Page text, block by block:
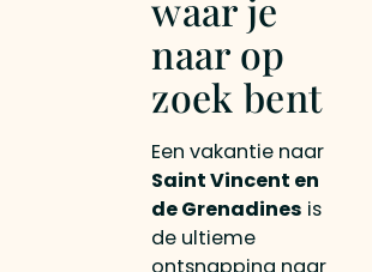
waar je
naar op
zoek bent
Een vakantie naar
Saint Vincent en
de Grenadines is
de ultieme